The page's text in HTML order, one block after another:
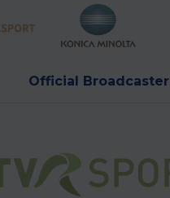
Official Broadcaster